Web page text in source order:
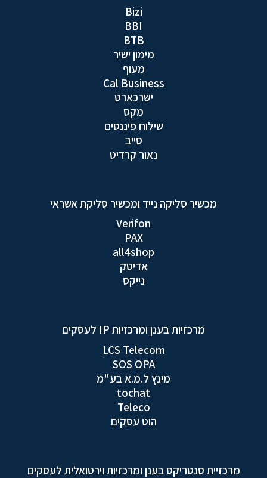
Bizi
BBI
BTB
מימון ישיר
מעוף
Cal Business
ישרכארט
מקס
שילוח פיננסים
סייב
נאור קרדיט
מכשיר סליקה נייד ומכשיר סליקת אשראי
Verifon
PAX
all4shop
אדיטק
נייקס
מרכזיות בענן ומרכזיות IP לעסקים
LCS Telecom
SOS OPA
מינץ ל.מ.א בע"מ
tochat
Teleco
הוט עסקים
מרכזיית סנטריקס בענן ומרכזיות וירטואלית לעסקים